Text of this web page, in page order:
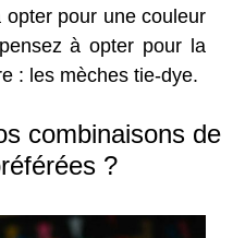
opter pour une couleur
à opter pour la
: les mèches tie-dye.
combinaisons de
?